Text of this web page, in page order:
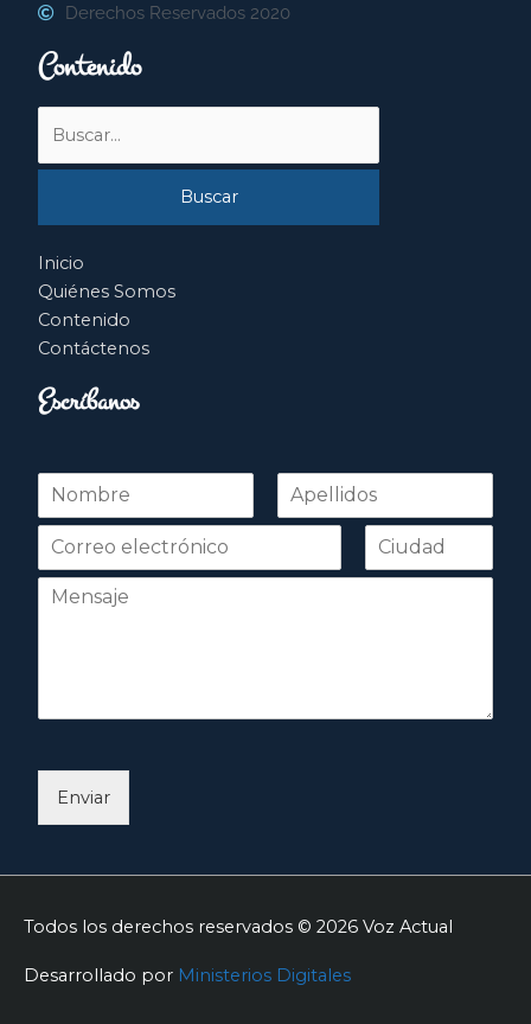
Derechos Reservados 2020
Contenido
por:
Inicio
Quiénes Somos
Contenido
Contáctenos
Escríbanos
N
m
r
Nombre Apellidos
Enviar
Todos los derechos reservados © 2026 Voz Actual
Desarrollado por Ministerios Digitales